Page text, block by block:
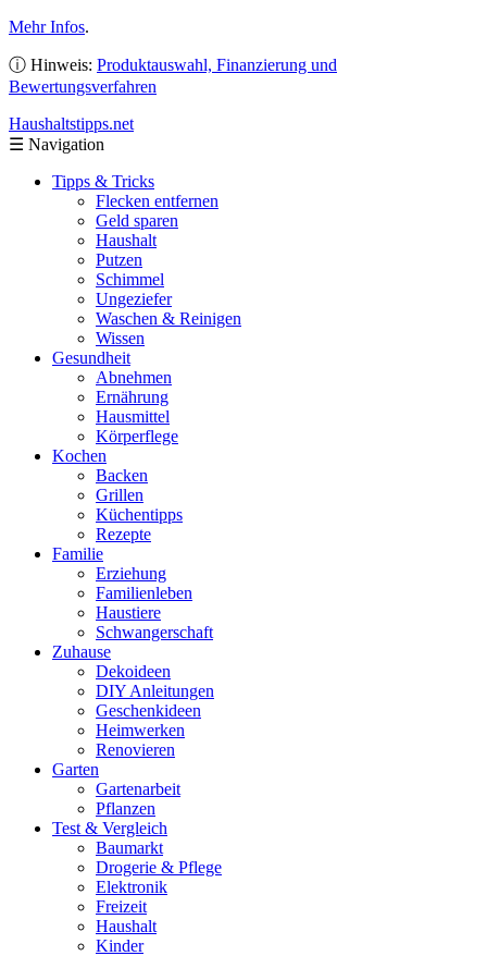
Mehr Infos.
ⓘ Hinweis: Produktauswahl, Finanzierung und
Bewertungsverfahren
Haushaltstipps.net
☰ Navigation
Tipps & Tricks
Flecken entfernen
Geld sparen
Haushalt
Putzen
Schimmel
Ungeziefer
Waschen & Reinigen
Wissen
Gesundheit
Abnehmen
Ernährung
Hausmittel
Körperflege
Kochen
Backen
Grillen
Küchentipps
Rezepte
Familie
Erziehung
Familienleben
Haustiere
Schwangerschaft
Zuhause
Dekoideen
DIY Anleitungen
Geschenkideen
Heimwerken
Renovieren
Garten
Gartenarbeit
Pflanzen
Test & Vergleich
Baumarkt
Drogerie & Pflege
Elektronik
Freizeit
Haushalt
Kinder